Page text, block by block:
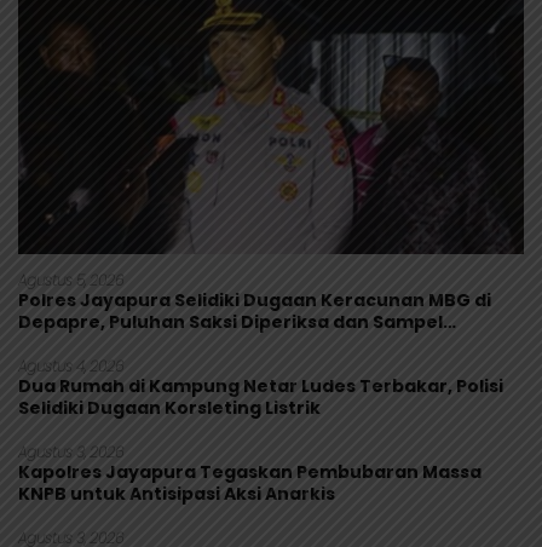
Agustus 5, 2026
Polres Jayapura Selidiki Dugaan Keracunan MBG di
Depapre, Puluhan Saksi Diperiksa dan Sampel
Agustus 4, 2026
Dua Rumah di Kampung Netar Ludes Terbakar, Polisi
Selidiki Dugaan Korsleting Listrik
Agustus 3, 2026
Kapolres Jayapura Tegaskan Pembubaran Massa
KNPB untuk Antisipasi Aksi Anarkis
Agustus 3, 2026